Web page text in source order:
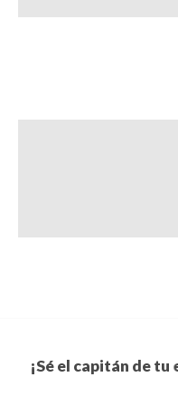
¡Sé el capitán de
Suscríbete a